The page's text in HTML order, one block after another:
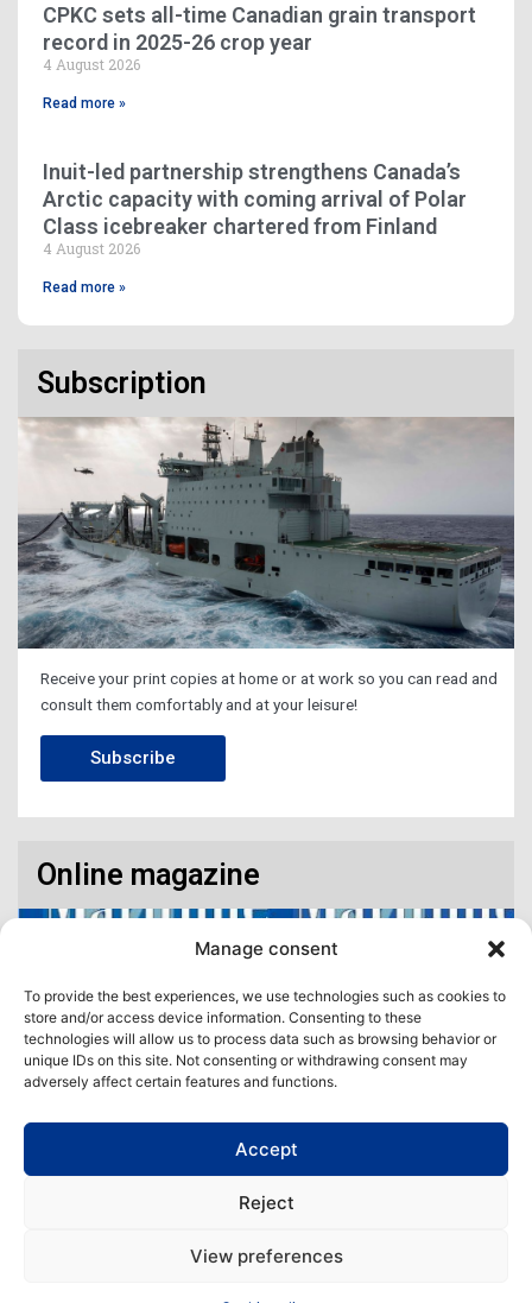
Manage consent
To provide the best experiences, we use technologies such as cookies to
store and/or access device information. Consenting to these
technologies will allow us to process data such as browsing behavior or
unique IDs on this site. Not consenting or withdrawing consent may
adversely affect certain features and functions.
Accept
Reject
View preferences
CPKC sets all-time Canadian grain transport
record in 2025-26 crop year
4 August 2026
Read more »
Inuit-led partnership strengthens Canada’s
Arctic capacity with coming arrival of Polar
Class icebreaker chartered from Finland
4 August 2026
Read more »
Subscription
Receive your print copies at home or at work so you can read and
consult them comfortably and at your leisure!
Subscribe
Online magazine
digital format! All in one place!